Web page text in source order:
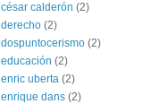
césar calderón (2)
derecho (2)
dospuntocerismo (2)
educación (2)
enric uberta (2)
enrique dans (2)